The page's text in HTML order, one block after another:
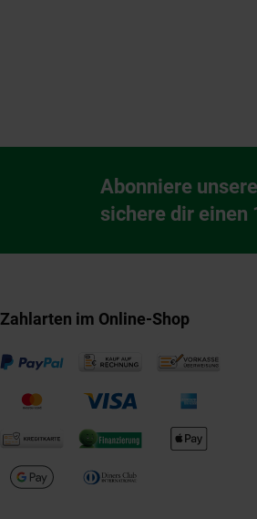
Newsletter
Abonniere
sichere dir einen
Zahlarten im Online-Shop